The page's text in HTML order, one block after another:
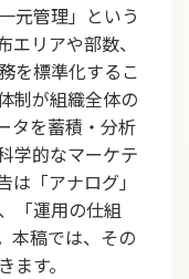
元管理」という
リアや部数、
を標準化するこ
制が組織全体の
タを蓄積・分析
学的なマーケテ
「アナログ」
「運用の仕組
本稿では、その
す。